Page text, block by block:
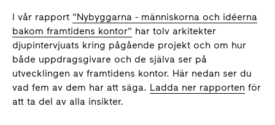
I vår rapport "Nybyggarna - människorna och idéerna
bakom framtidens kontor" har tolv arkitekter
djupintervjuats kring pågående projekt och om hur
både uppdragsgivare och de själva ser på
utvecklingen av framtidens kontor. Här nedan ser du
vad fem av dem har att säga. Ladda ner rapporten för
att ta del av alla insikter.